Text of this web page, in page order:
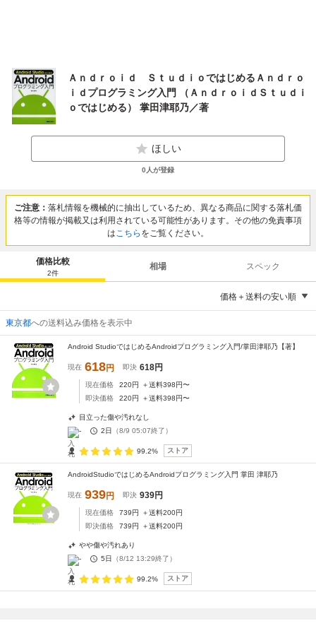
Ａｎｄｒｏｉｄ ＳｔｕｄｉｏではじめるＡｎｄｒｏ
ｉｄプログラミング入門 （ＡｎｄｒｏｉｄＳｔｕｄｉ
ｏではじめる） 掌田津耶乃／著
ほしい
0 人が登録
ご注意： 落札情報を機械的に抽出しているため、異なる商品に関する落札価
格等の情報が掲載又は利用されている可能性があります。その他の免責事項
はこちら をご覧ください。
価格比較
2件
相場 スペック
価格＋送料の安い順
東京都への送料込み価格を表示中
Android StudioではじめるAndroidプログラミング入門/掌田津耶乃【著】
現在 618円 即決 618円
現在価格 220円 ＋送料398円〜
即決価格
220円 ＋送料398円〜
目立った傷や汚れなし
-
2日 （8/9 05:07終了）
99.2% ストア
AndroidStudioではじめるAndroidプログラミング入門 掌田 津耶乃
現在 939円 即決 939円
現在価格 739円 ＋送料200円
即決価格
739円 ＋送料200円
やや傷や汚れあり
-
5日 （8/12 13:29終了）
99.2% ストア